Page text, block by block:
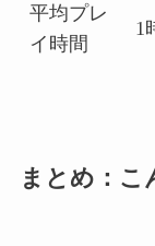
平均プレ
イ時間
1
まとめ：こ